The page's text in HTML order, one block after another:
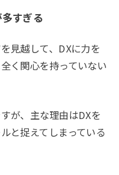
すぎる
見越して、DXに力を
く関心を持っていない
が、主な理由はDXを
と捉えてしまっている